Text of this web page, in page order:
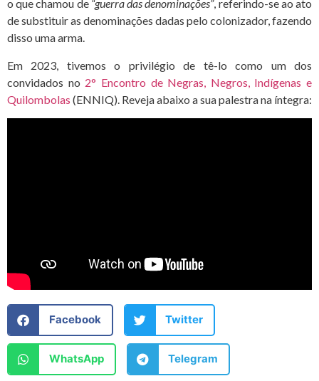
o que chamou de “guerra das denominações”, referindo-se ao ato
de substituir as denominações dadas pelo colonizador, fazendo
disso uma arma.
Em 2023, tivemos o privilégio de tê-lo como um dos
convidados no 2° Encontro de Negras, Negros, Indígenas e
Quilombolas (ENNIQ). Reveja abaixo a sua palestra na íntegra:
Facebook Twitter
WhatsApp Telegram